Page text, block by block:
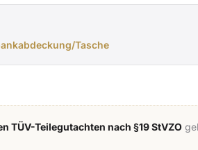
Tasche
TÜV-Teilegutachten nach §19 StVZO